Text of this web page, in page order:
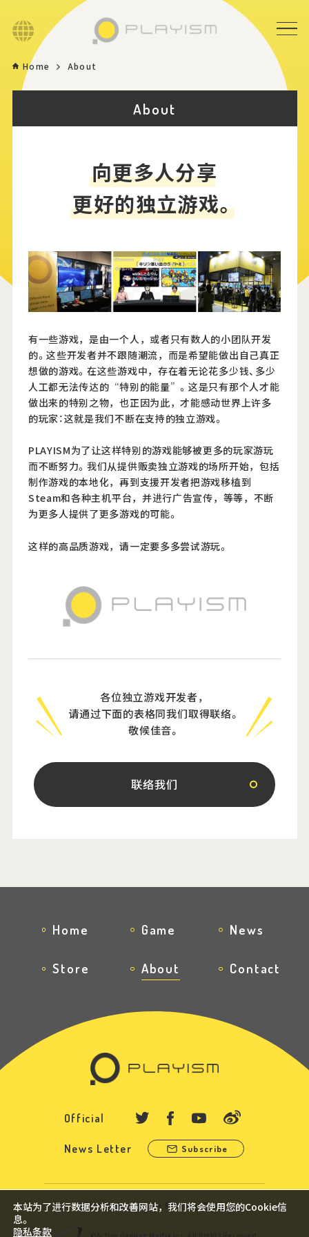
Language
Store
Contact
Official Twitter
Official Facebook
Official Youtube
News Letter
Home About
About
向更多人分享
更好的独立游戏。
有一些游戏，是由一个人，或者只有数人的小团队开发
的。这些开发者并不跟随潮流，而是希望能做出自己真正
想做的游戏。在这些游戏中，存在着无论花多少钱、多少
人工都无法传达的“特别的能量”。这是只有那个人才能
做出来的特别之物，也正因为此，才能感动世界上许多
的玩家：这就是我们不断在支持的独立游戏。
PLAYISM为了让这样特别的游戏能够被更多的玩家游玩
而不断努力。我们从提供贩卖独立游戏的场所开始，包括
制作游戏的本地化，再到支援开发者把游戏移植到
Steam和各种主机平台，并进行广告宣传，等等，不断
为更多人提供了更多游戏的可能。
这样的高品质游戏，请一定要多多尝试游玩。
各位独立游戏开发者，
请通过下面的表格同我们取得联络。
敬候佳音。
联络我们
Official
News Letter Subscribe
Home Game News
Store About Contact
Site Policy Privacy Policy
本站为了进行数据分析和改善网站，我们将会使用您的Cookie信
息。
隐私条款